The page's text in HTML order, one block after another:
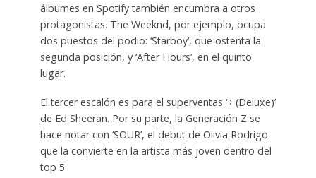
álbumes en Spotify también encumbra a otros
protagonistas. The Weeknd, por ejemplo, ocupa
dos puestos del podio: ‘Starboy’, que ostenta la
segunda posición, y ‘After Hours’, en el quinto
lugar.
El tercer escalón es para el superventas ‘÷ (Deluxe)’
de Ed Sheeran. Por su parte, la Generación Z se
hace notar con ‘SOUR’, el debut de Olivia Rodrigo
que la convierte en la artista más joven dentro del
top 5.